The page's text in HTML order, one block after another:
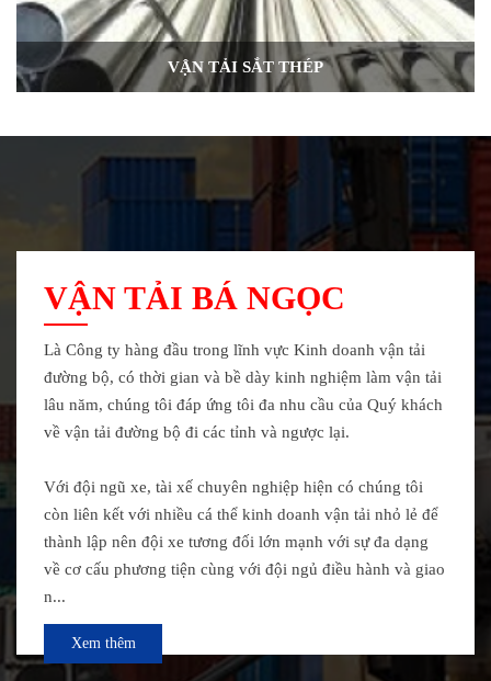
VẬN TẢI SẮT THÉP
VẬN TẢI BÁ NGỌC
Là Công ty hàng đầu trong lĩnh vực Kinh doanh vận tải
đường bộ, có thời gian và bề dày kinh nghiệm làm vận tải
lâu năm, chúng tôi đáp ứng tôi đa nhu cầu của Quý khách
về vận tải đường bộ đi các tỉnh và ngược lại.
Với đội ngũ xe, tài xế chuyên nghiệp hiện có chúng tôi
còn liên kết với nhiều cá thể kinh doanh vận tải nhỏ lẻ để
thành lập nên đội xe tương đối lớn mạnh với sự đa dạng
về cơ cấu phương tiện cùng với đội ngủ điều hành và giao
n...
Xem thêm